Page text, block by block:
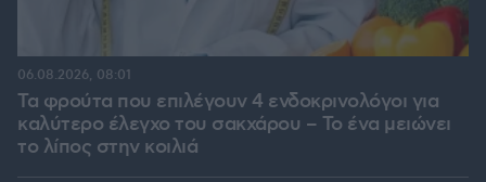
Τα φρούτα που επιλέγουν 4 ενδοκρινολόγοι για
καλύτερο έλεγχο του σακχάρου – Το ένα μειώνει
το λίπος στην κοιλιά
06.08.2026, 08:01